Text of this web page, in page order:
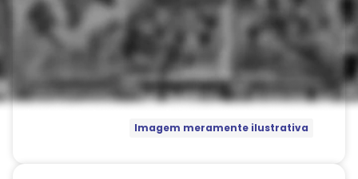
Imagem meramente ilustrativa